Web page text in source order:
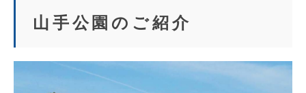
山手公園のご紹介